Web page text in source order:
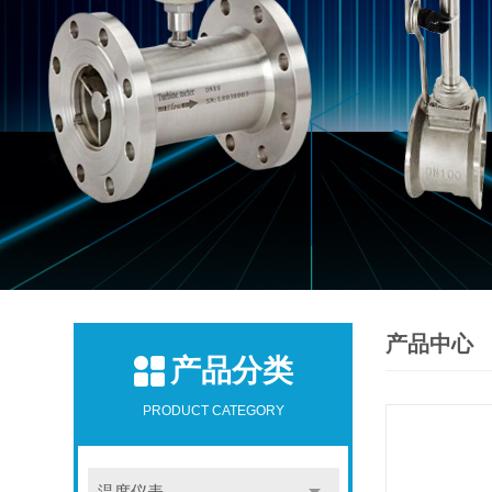
产品分类
PRODUCT CATEGORY
产品中心